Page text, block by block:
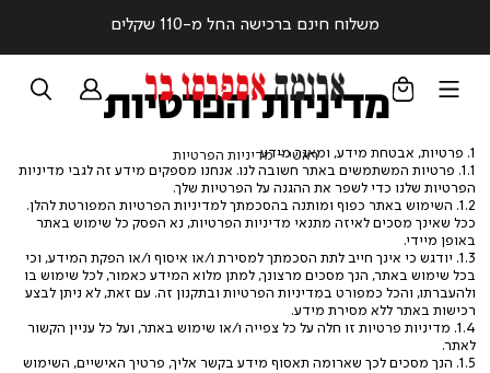
משלוח חינם ברכישה החל מ-110 שקלים
מדיניות הפרטיות
ראשיראשי
מדיניות הפרטיותמדיניות
הפרטיות
1. פרטיות, אבטחת מידע, ומאגר מידע
1.1. פרטיות המשתמשים באתר חשובה לנו. אנחנו מספקים מידע זה לגבי מדיניות
הפרטיות שלנו כדי לשפר את ההגנה על הפרטיות שלך.
1.2. השימוש באתר כפוף ומותנה בהסכמתך למדיניות הפרטיות המפורטת להלן.
ככל שאינך מסכים לאיזה מתנאי מדיניות הפרטיות, נא הפסק כל שימוש באתר
באופן מיידי.
1.3. יודגש כי אינך חייב לתת הסכמתך למסירת ו/או איסוף ו/או הפקת המידע, וכי
בכל שימוש באתר, הנך מסכים מרצונך, למתן מלוא המידע כאמור, לכל שימוש בו
ולהעברתו, והכל כמפורט במדיניות הפרטיות ובתקנון זה. עם זאת, לא ניתן לבצע
רכישות באתר ללא מסירת מידע.
1.4. מדיניות פרטיות זו חלה על כל צפייה ו/או שימוש באתר, ועל כל עניין הקשור
לאתר.
1.5. הנך מסכים לכך שארומה תאסוף מידע בקשר אליך, פרטיך האישיים, השימוש